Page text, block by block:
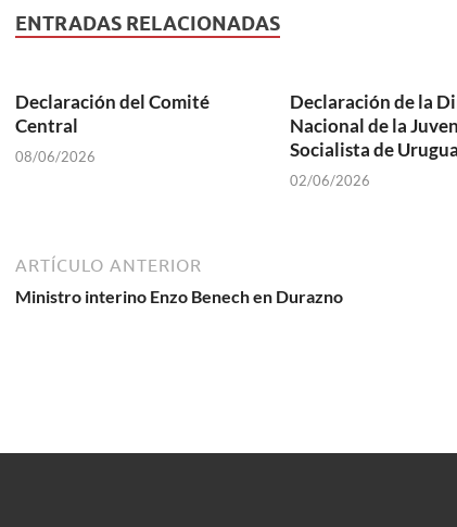
ENTRADAS RELACIONADAS
Declaración del Comité
Central
08/06/2026
Declaración de la
Nacional de la
Socialista de
02/06/2026
ARTÍCULO ANTERIOR
Ministro interino Enzo Benech en Durazno